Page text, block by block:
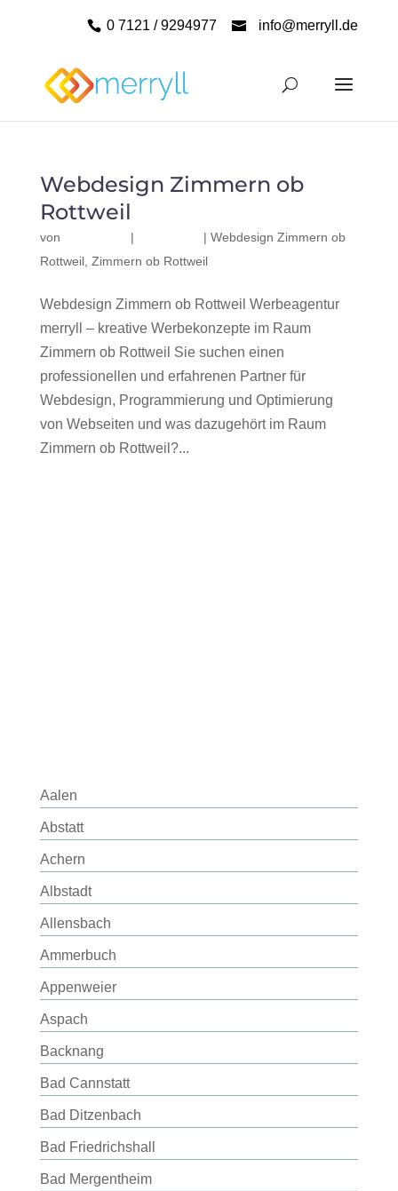
0 7121 / 9294977 info@merryll.de
Webdesign Zimmern ob
Rottweil
von | | Webdesign Zimmern ob
Rottweil, Zimmern ob Rottweil
Webdesign Zimmern ob Rottweil Werbeagentur
merryll – kreative Werbekonzepte im Raum
Zimmern ob Rottweil Sie suchen einen
professionellen und erfahrenen Partner für
Webdesign, Programmierung und Optimierung
von Webseiten und was dazugehört im Raum
Zimmern ob Rottweil?...
Aalen
Abstatt
Achern
Albstadt
Allensbach
Ammerbuch
Appenweier
Aspach
Backnang
Bad Cannstatt
Bad Ditzenbach
Bad Friedrichshall
Bad Mergentheim